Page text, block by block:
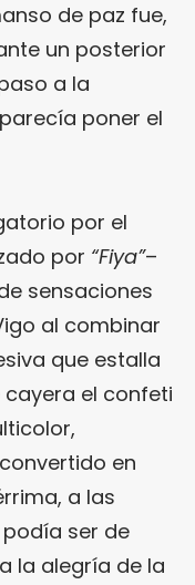
de paz fue,
un posterior
a la
poner el
por el
por “Fiya”–
sensaciones
al combinar
que estalla
cayera el confeti
en
a las
ser de
la alegría de la